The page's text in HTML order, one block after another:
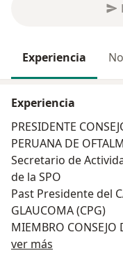
Experiencia
Experiencia
PRESIDENTE
PERUANA DE
Secretario de
de la SPO
Past Presidente del
GLAUCOMA (CPG)
MIEMBRO CONSEJO
NACIONAL DE
ver más